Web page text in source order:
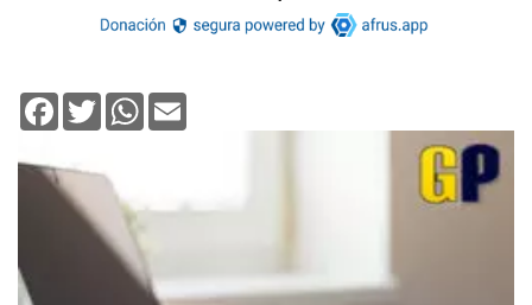
Facebook
TwitterWhatsApp